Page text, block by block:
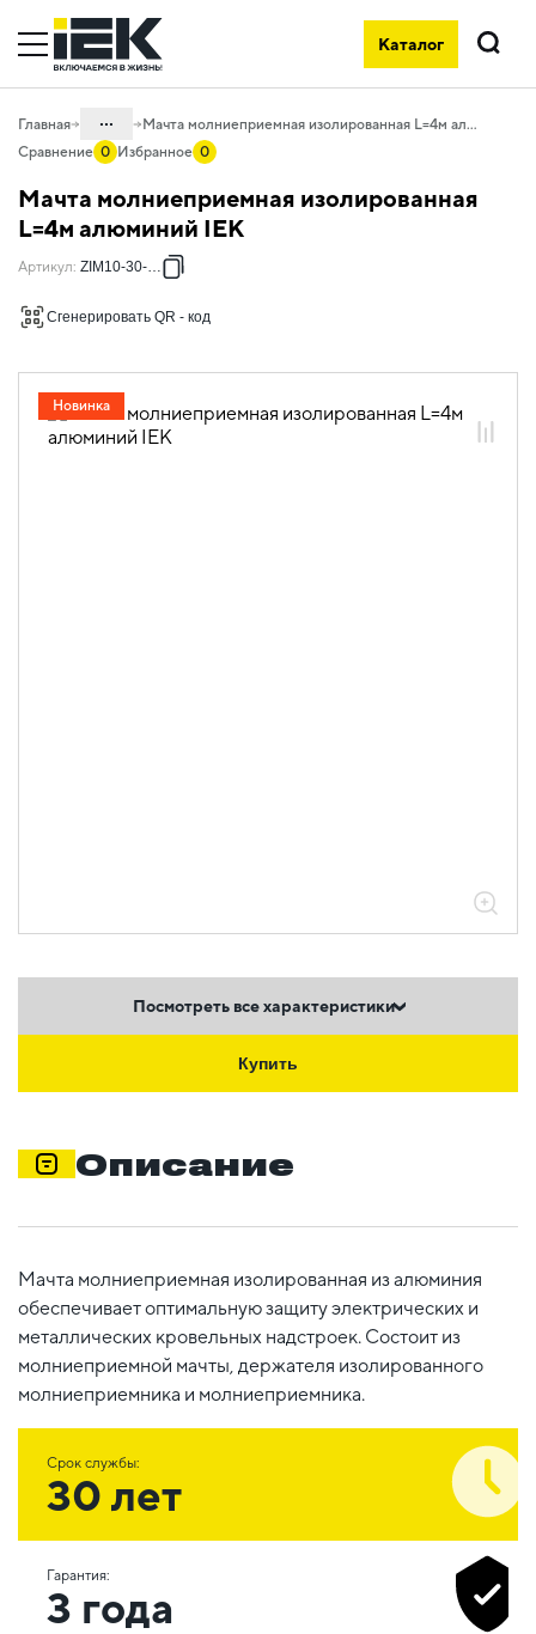
Каталог
Поиск
Главная ...
05. Системы для прокладки кабеля
05.08 Молниезащита и заземление
молниезащита
изолированные
Мачта молниеприемная изолированная L=4м алюминий IEK
Сравнение 0 Избранное 0
Мачта молниеприемная изолированная
L=4м алюминий IEK
Новинка
Артикул: ZIM10-30-040
Сгенерировать QR - код
Посмотреть все характеристики
Купить
Описание
Мачта молниеприемная изолированная из алюминия
обеспечивает оптимальную защиту электрических и
металлических кровельных надстроек. Состоит из
молниеприемной мачты, держателя изолированного
молниеприемника и молниеприемника.
Срок службы:
30 лет
Гарантия:
3 года